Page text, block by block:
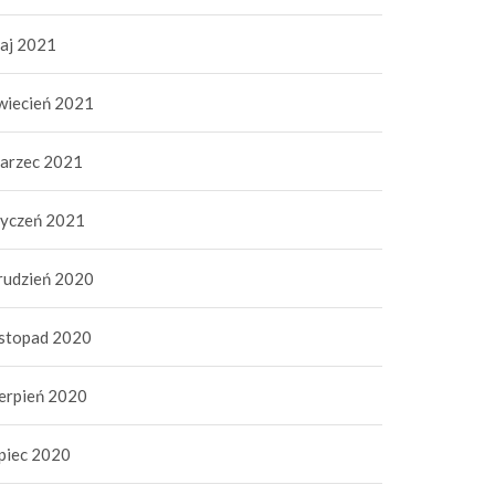
znaleźć dobre
maja 2021 |
dobre relacje
2021
2021
2021
2021
2020
2020
2020
2020